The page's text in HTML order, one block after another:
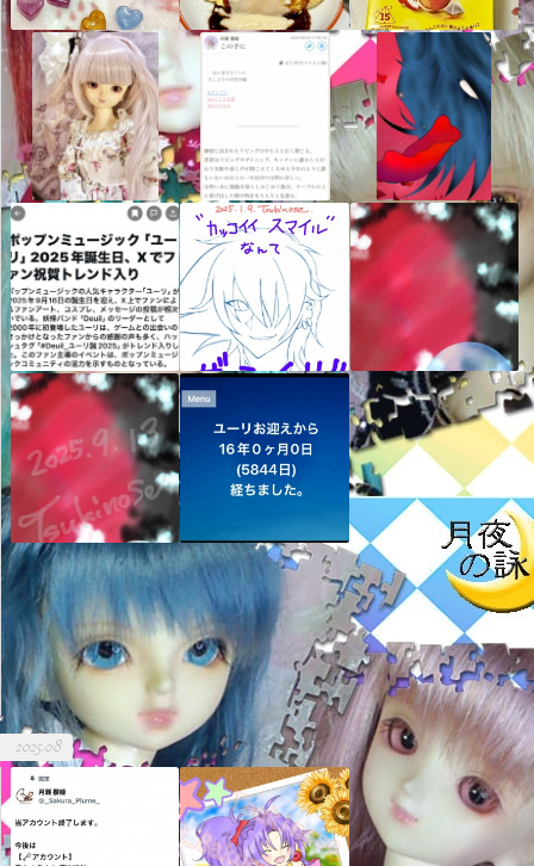
2025.08